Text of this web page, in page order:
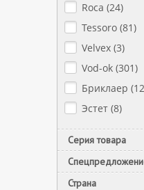
Roca (24)
Tessoro (81)
Velvex (3)
Vod-ok (301)
Бриклаер (
Эстет (8)
Серия товара
Страна